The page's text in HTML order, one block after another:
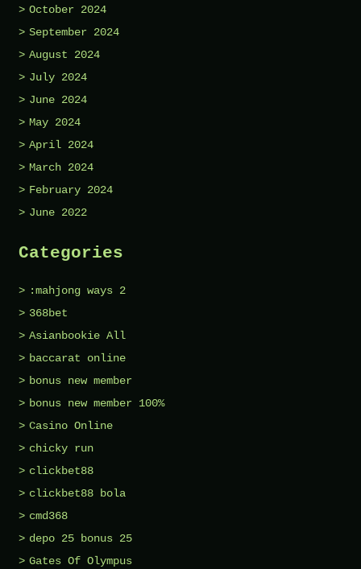
October 2024
September 2024
August 2024
July 2024
June 2024
May 2024
April 2024
March 2024
February 2024
June 2022
Categories
:mahjong ways 2
368bet
Asianbookie All
baccarat online
bonus new member
bonus new member 100%
Casino Online
chicky run
clickbet88
clickbet88 bola
cmd368
depo 25 bonus 25
Gates Of Olympus